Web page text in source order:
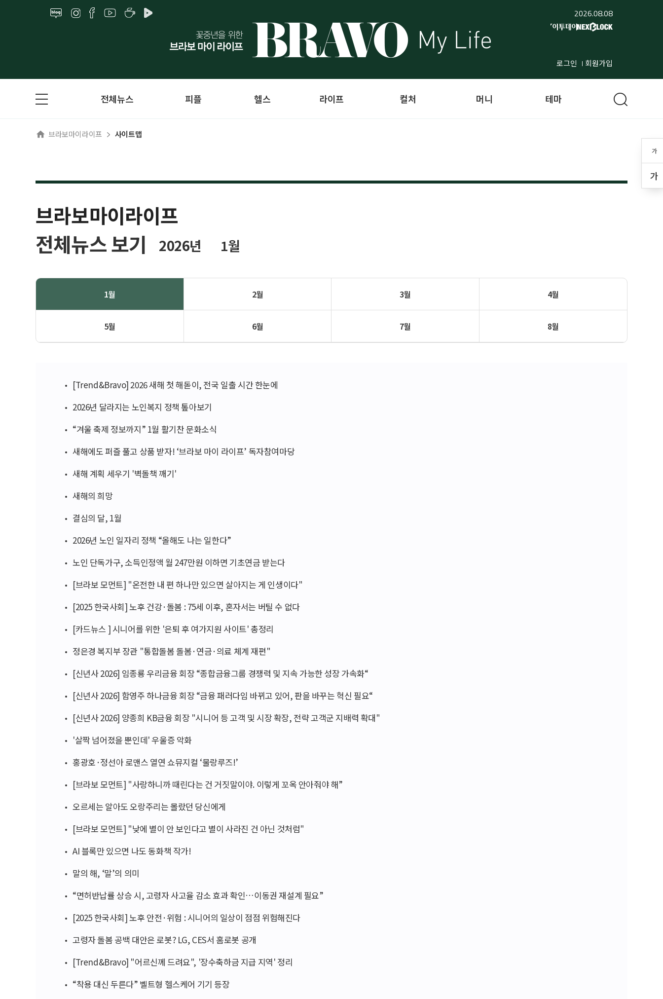
2026.08.08
로그인 회원가입
가
가
전체뉴스 피플 헬스 라이프 컬처 머니 테마
브라보마이라이프 사이트맵
브라보마이라이프
전체뉴스 보기
2026년 1월
1월 2월 3월 4월
5월 6월 7월 8월
[Trend&Bravo] 2026 새해 첫 해돋이, 전국 일출 시간 한눈에
2026년 달라지는 노인복지 정책 톺아보기
“겨울 축제 정보까지” 1월 활기찬 문화소식
새해에도 퍼즐 풀고 상품 받자! ‘브라보 마이 라이프’ 독자참여마당
새해 계획 세우기 '벽돌책 깨기'
새해의 희망
결심의 달, 1월
2026년 노인 일자리 정책 “올해도 나는 일한다”
노인 단독가구, 소득인정액 월 247만원 이하면 기초연금 받는다
[브라보 모먼트] "온전한 내 편 하나만 있으면 살아지는 게 인생이다"
[2025 한국사회] 노후 건강·돌봄 : 75세 이후, 혼자서는 버틸 수 없다
[카드뉴스 ] 시니어를 위한 '은퇴 후 여가지원 사이트' 총정리
정은경 복지부 장관 "통합돌봄 돌봄·연금·의료 체계 재편"
[신년사 2026] 임종룡 우리금융 회장 “종합금융그룹 경쟁력 및 지속 가능한 성장 가속화“
[신년사 2026] 함영주 하나금융 회장 “금융 패러다임 바뀌고 있어, 판을 바꾸는 혁신 필요“
[신년사 2026] 양종희 KB금융 회장 "시니어 등 고객 및 시장 확장, 전략 고객군 지배력 확대"
'살짝 넘어졌을 뿐인데' 우울증 악화
홍광호·정선아 로맨스 열연 쇼뮤지컬 ‘물랑루즈!’
[브라보 모먼트] "사랑하니까 때린다는 건 거짓말이야. 이렇게 꼬옥 안아줘야 해”
오르세는 알아도 오랑주리는 몰랐던 당신에게
[브라보 모먼트] "낮에 별이 안 보인다고 별이 사라진 건 아닌 것처럼"
AI 블록만 있으면 나도 동화책 작가!
말의 해, ‘말’의 의미
“면허반납률 상승 시, 고령자 사고율 감소 효과 확인…이동권 재설계 필요”
[2025 한국사회] 노후 안전·위험 : 시니어의 일상이 점점 위험해진다
고령자 돌봄 공백 대안은 로봇? LG, CES서 홈로봇 공개
[Trend&Bravo] "어르신께 드려요", '장수축하금 지급 지역' 정리
“착용 대신 두른다” 벨트형 헬스케어 기기 등장